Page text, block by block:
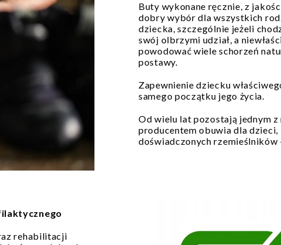
Buty wykonane ręcznie, z
dobry wybór dla wszystkich
dziecka, szczególnie jeżeli
swój olbrzymi udział, a
powodować wiele schorzeń
postawy.
Zapewnienie dziecku
samego początku jego życia.
Od wielu lat pozostają jednym
producentem obuwia dla dzieci,
doświadczonych rzemieślników
rehabilitacji